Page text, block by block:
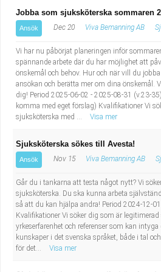
Jobba som sjuksköterska sommaren
Ansök Dec 20 Viva Bemanning AB
Vi har nu påbörjat planeringen inför
spännande arbete där du har möjlighet att
önskemål och behov. Hur och när vill du
ansökan och berätta mer om dina önskemål.
dig! Period 2025-06-02 - 2025-08-31 (v.23-
komma med eget förslag) Kvalifikationer Vi
sjuksköterska med ...
Visa mer
Sjuksköterska sökes till Avesta!
Ansök Nov 15 Viva Bemanning AB
Går du i tankarna att testa något nytt? Vi
sjuksköterska. Du ska kunna arbeta
så att du kan hjälpa andra! Period 2024-12-
Kvalifikationer Vi söker dig som är
yrkeserfarenhet och referenser som kan
kunskaper i det svenska språket, både i tal
för det...
Visa mer